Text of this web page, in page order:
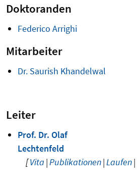
Doktoranden
Federico Arrighi
Mitarbeiter
Dr. Saurish Khandelwal
Leiter
Prof. Dr. Olaf
Lechtenfeld
[Vita |Publikationen|Laufen|